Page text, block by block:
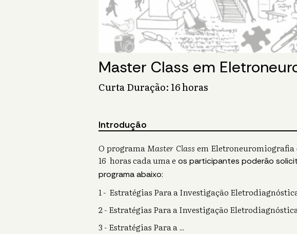
Master Class em
Curta Duração: 16 horas
Introdução
O programaMaster Class em Eletroneuromiografia
16 horas cada uma e os participantes poderão
programa abaixo:
1 - Estratégias Para a Investigação
2 - Estratégias Para a Investigação
3 - Estratégias Para a...